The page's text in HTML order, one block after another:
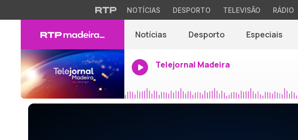
NOTÍCIAS DESPORTO TELEVISÃO RÁDIO
Notícias Desporto Especiais
Telejornal Madeira